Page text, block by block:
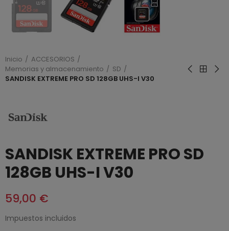
Inicio
ACCESORIOS
Memorias y almacenamiento
SD
SANDISK EXTREME PRO SD 128GB UHS-I V30
SANDISK EXTREME PRO SD
128GB UHS-I V30
59,00 €
Impuestos incluidos